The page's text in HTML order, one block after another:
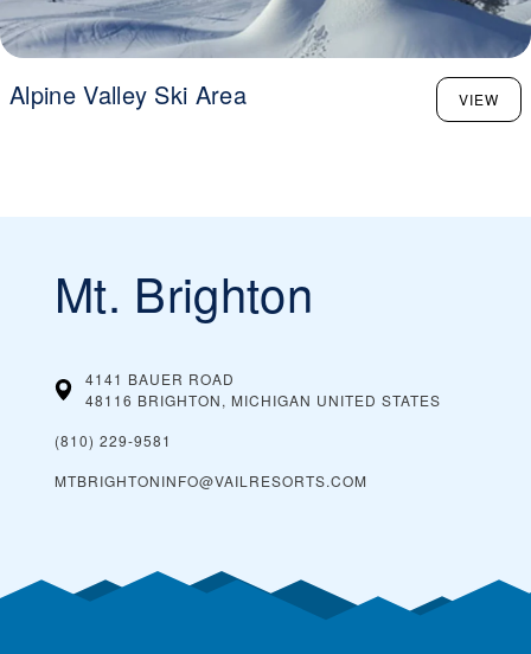
Alpine Valley Ski Area VIEW
Mt. Brighton
4141 BAUER ROAD
48116 BRIGHTON, MICHIGAN UNITED STATES
(810) 229-9581
MTBRIGHTONINFO@VAILRESORTS.COM